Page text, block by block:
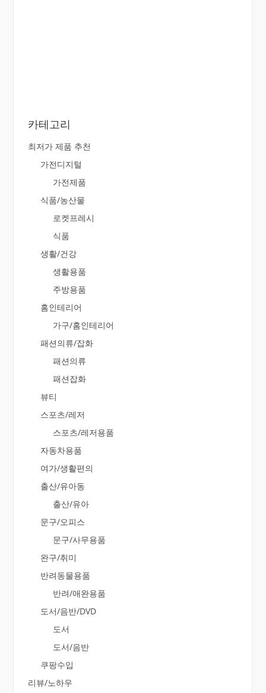
카테고리
최저가 제품 추천
가전디지털
가전제품
식품/농산물
로켓프레시
식품
생활/건강
생활용품
주방용품
홈인테리어
가구/홈인테리어
패션의류/잡화
패션의류
패션잡화
뷰티
스포츠/레저
스포츠/레저용품
자동차용품
여가/생활편의
출산/유아동
출산/유아
문구/오피스
문구/사무용품
완구/취미
반려동물용품
반려/애완용품
도서/음반/DVD
도서
도서/음반
쿠팡수입
리뷰/노하우